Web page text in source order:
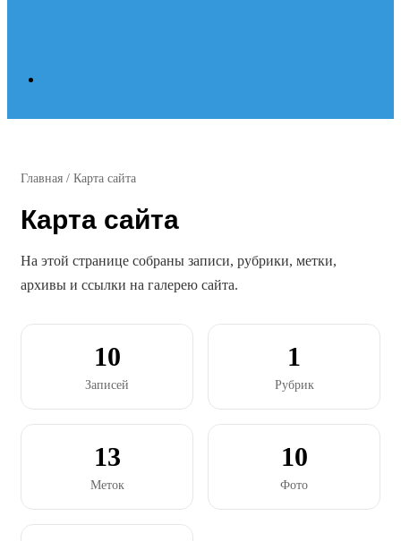
Главная / Карта сайта
Карта сайта
На этой странице собраны записи, рубрики, метки,
архивы и ссылки на галерею сайта.
10
Записей
1
Рубрик
13
Меток
10
Фото